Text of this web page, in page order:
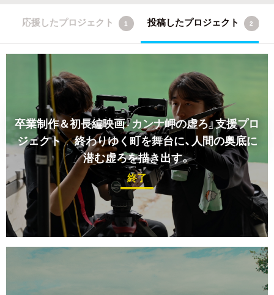
応援したプロジェクト 1 投稿したプロジェクト 2
卒業制作＆初長編映画『カンナ岬の虚ろ』支援プロ
ジェクト 終わりゆく町を舞台に、人間の奥底に
潜む虚ろを描き出す。
終了